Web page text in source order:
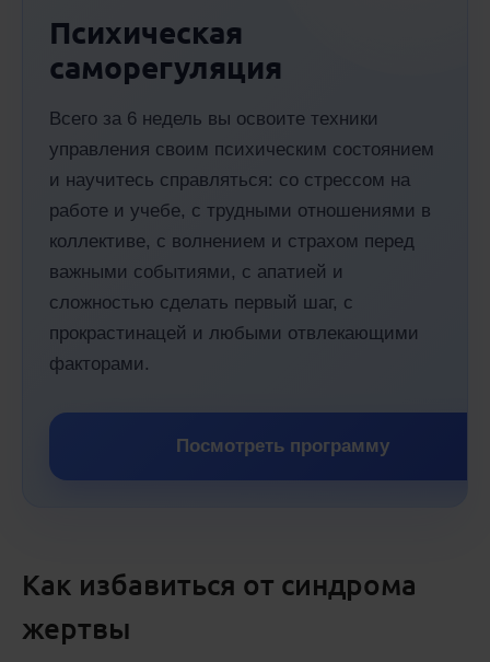
Психическая
саморегуляция
Всего за 6 недель вы освоите техники
управления своим психическим состоянием
и научитесь справляться: со стрессом на
работе и учебе, с трудными отношениями в
коллективе, с волнением и страхом перед
важными событиями, с апатией и
сложностью сделать первый шаг, с
прокрастинацей и любыми отвлекающими
факторами.
Посмотреть программу
Как избавиться от синдрома
жертвы